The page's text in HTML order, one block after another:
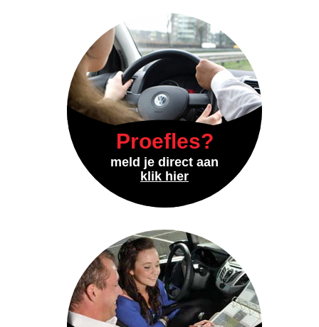
Proefles?
meld je direct aan
klik hier